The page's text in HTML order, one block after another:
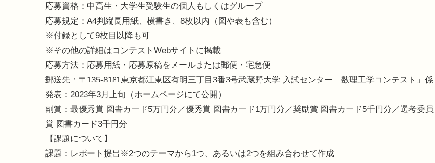
応募資格：中高生・大学生受験生の個人もしくはグループ
応募規定：A4判縦長用紙、横書き、8枚以内（図や表も含む）
※付録として9枚目以降も可
※その他の詳細はコンテストWebサイトに掲載
応募方法：応募用紙・応募原稿をメールまたは郵便・宅急便
郵送先：〒135-8181東京都江東区有明三丁目3番3号武蔵野大学 入試センター「数理工学コンテスト」係
発表：2023年3月上旬（ホームページにて公開）
副賞：最優秀賞 図書カード5万円分／優秀賞 図書カード1万円分／奨励賞 図書カード5千円分／選考委員
賞 図書カード3千円分
【課題について】
課題：レポート提出※2つのテーマから1つ、あるいは2つを組み合わせて作成